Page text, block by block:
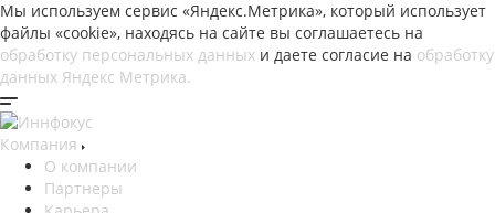
Мы используем сервис «Яндекс.Метрика», который использует
файлы «cookie», находясь на сайте вы соглашаетесь на
обработку персональных данных и даете согласие на обработку
данных Яндекс Метрика.
Компания
О компании
Партнеры